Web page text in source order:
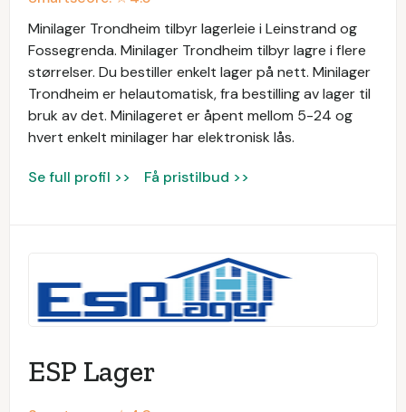
Minilager Trondheim tilbyr lagerleie i Leinstrand og
Fossegrenda. Minilager Trondheim tilbyr lagre i flere
størrelser. Du bestiller enkelt lager på nett. Minilager
Trondheim er helautomatisk, fra bestilling av lager til
bruk av det. Minilageret er åpent mellom 5-24 og
hvert enkelt minilager har elektronisk lås.
Se full profil >> Få pristilbud >>
ESP Lager